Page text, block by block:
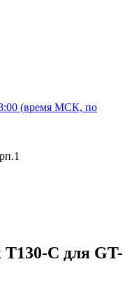
(время МСК, по
C для GT-